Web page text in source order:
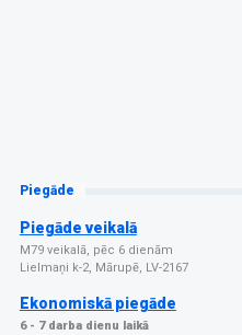
Piegāde
Piegāde veikalā
M79 veikalā, pēc 6 dienām
Lielmaņi k-2, Mārupē, LV-2167
Ekonomiskā piegāde
6 - 7 darba dienu laikā